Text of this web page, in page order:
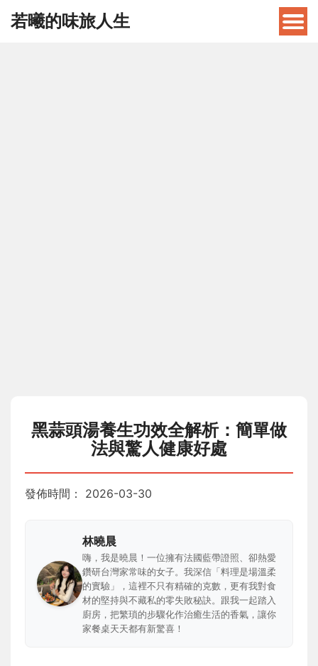
若曦的味旅人生
黑蒜頭湯養生功效全解析：簡單做
法與驚人健康好處
發佈時間： 2026-03-30
林曉晨
嗨，我是曉晨！一位擁有法國藍帶證照、卻熱愛
鑽研台灣家常味的女子。我深信「料理是場溫柔
的實驗」，這裡不只有精確的克數，更有我對食
材的堅持與不藏私的零失敗秘訣。跟我一起踏入
廚房，把繁瑣的步驟化作治癒生活的香氣，讓你
家餐桌天天都有新驚喜！